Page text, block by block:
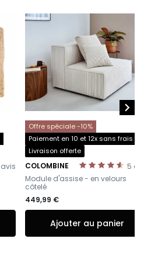
avis
Offre spéciale -10%
Paiement en 10 et 12x sans frais
Livraison offerte
5
COLOMBINE
-
Module d'assise - en velours
côtelé
449,99 €
Ajouter au panier
